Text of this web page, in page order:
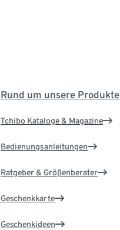
Rund um unsere Produkte
Tchibo Kataloge & Magazine
Bedienungsanleitungen
Ratgeber & Größenberater
Geschenkkarte
Geschenkideen